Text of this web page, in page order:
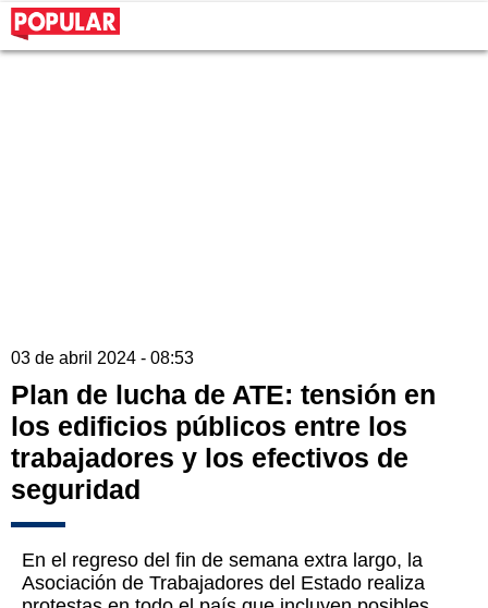
03 de abril 2024 - 08:53
Plan de lucha de ATE: tensión en
los edificios públicos entre los
trabajadores y los efectivos de
seguridad
En el regreso del fin de semana extra largo, la
Asociación de Trabajadores del Estado realiza